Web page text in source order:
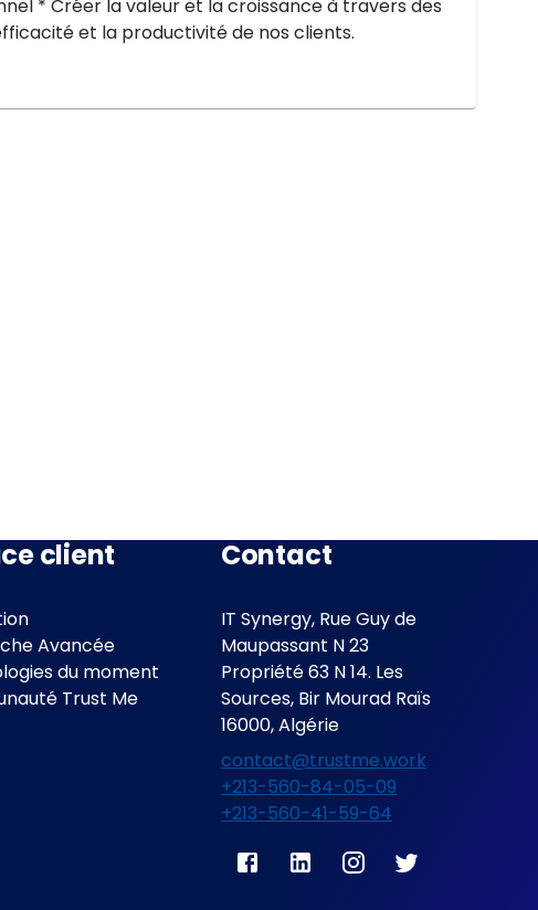
* Créer la valeur et la croissance à travers des
et la productivité de nos clients.
client
Avancée
du moment
Trust Me
Contact
IT Synergy, Rue Guy de
Maupassant N 23
Propriété 63 N 14. Les
Sources, Bir Mourad Raïs
16000, Algérie
contact@trustme.work
+213-560-84-05-09
+213-560-41-59-64